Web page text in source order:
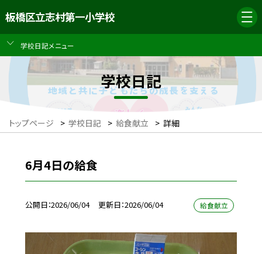
板橋区立志村第一小学校
学校日記メニュー
学校日記
トップページ > 学校日記 > 給食献立 > 詳細
6月4日の給食
公開日 2026/06/04 更新日 2026/06/04 給食献立